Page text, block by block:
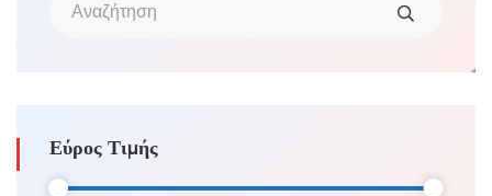
Εύρος Τιμής